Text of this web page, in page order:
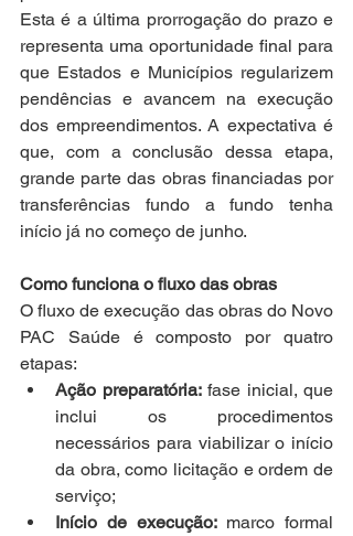
Esta é a última prorrogação do prazo e
representa uma oportunidade final para
que Estados e Municípios regularizem
pendências e avancem na execução
dos empreendimentos. A expectativa é
que, com a conclusão dessa etapa,
grande parte das obras financiadas por
transferências fundo a fundo tenha
início já no começo de junho.
Como funciona o fluxo das obras
O fluxo de execução das obras do Novo
PAC Saúde é composto por quatro
etapas:
Ação preparatória: fase inicial, que
inclui os procedimentos
necessários para viabilizar o início
da obra, como licitação e ordem de
serviço;
Início de execução: marco formal